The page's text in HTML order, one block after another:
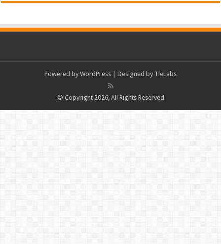
Powered by WordPress | Designed by TieLabs
© Copyright 2026, All Rights Reserved